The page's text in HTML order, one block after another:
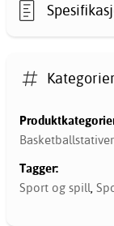
Basketballstativer
Tagger:
Sport og spill,